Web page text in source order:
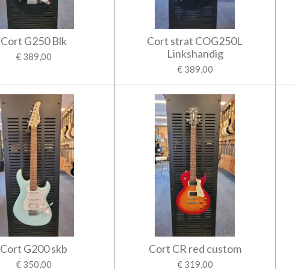
Cort G250 Blk
€ 389,00
Cort strat COG250L
Linkshandig
€ 389,00
Cort G200 skb
€ 350,00
Cort CR red custom
€ 319,00